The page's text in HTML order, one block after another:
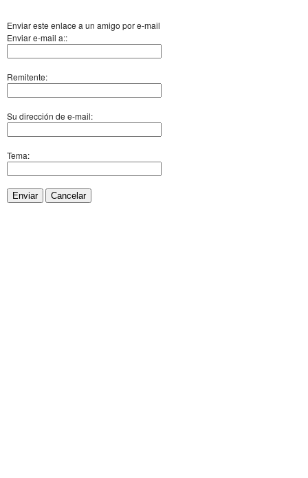
Enviar este enlace a un amigo por e-mail
Enviar e-mail a::
Remitente:
Su dirección de e-mail:
Tema:
Enviar Cancelar